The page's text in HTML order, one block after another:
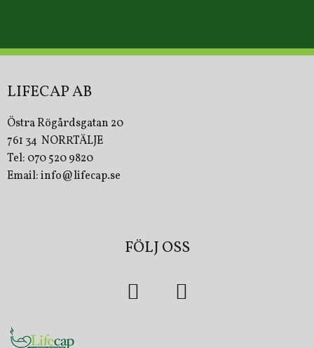
LIFECAP AB
Östra Rögårdsgatan 20
761 34 NORRTÄLJE
Tel: 070 520 9820
Email: info@lifecap.se
FÖLJ OSS